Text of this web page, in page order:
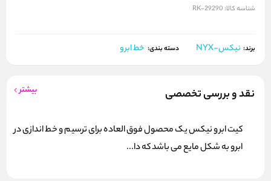
شناسه کالا: RK-29290
برند: نیکس-NYX دسته بندی: خط ابرو
نقد و بررسی تخصصی بیشتر
کیت ابرو نیکس یک محصول فوق العاده برای ترسیم و خط اندازی در
ابرو به شکل مایع می باشد که دا...